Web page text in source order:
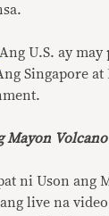
U.S. ay
Singapore at
Mayon Volcano
ni Uson ang
live na